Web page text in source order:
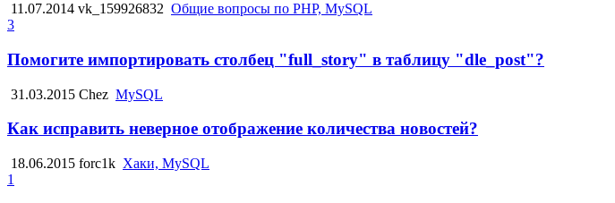
11.07.2014 vk_159926832 Общие вопросы по PHP, MySQL
3
Помогите импортировать столбец "full_story" в таблицу "dle_post"?
31.03.2015 Chez MySQL
Как исправить неверное отображение количества новостей?
18.06.2015 forc1k Хаки, MySQL
1